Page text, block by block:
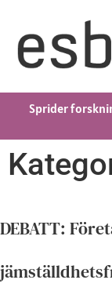
Sprider
DEBATT: